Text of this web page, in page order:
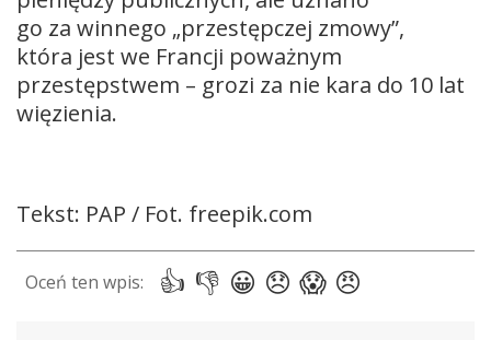
go za winnego „przestępczej zmowy”,
która jest we Francji poważnym
przestępstwem – grozi za nie kara do 10 lat
więzienia.
Tekst: PAP / Fot. freepik.com